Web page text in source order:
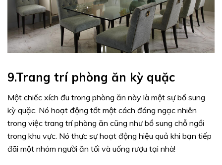
9.Trang trí phòng ăn kỳ quặc
Một chiếc xích đu trong phòng ăn này là một sự bổ sung
kỳ quặc. Nó hoạt động tốt một cách đáng ngạc nhiên
trong việc trang trí phòng ăn cũng như bổ sung chỗ ngồi
trong khu vực. Nó thực sự hoạt động hiệu quả khi bạn tiếp
đãi một nhóm người ăn tối và uống rượu tại nhà!